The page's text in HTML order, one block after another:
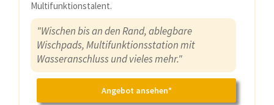
Multifunktionstalent.
"Wischen bis an den Rand, ablegbare
Wischpads, Multifunktionsstation mit
Wasseranschluss und vieles mehr."
Angebot ansehen*